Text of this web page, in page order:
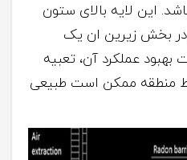
این لایه بالای ستون
در بخش زیرین ان یک
عملکرد آن، تعبیه
منطقه ممکن است طبیعی